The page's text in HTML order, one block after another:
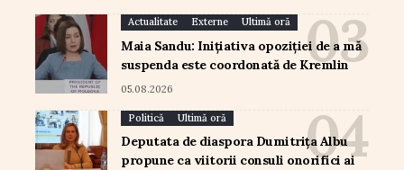
Actualitate Externe Ultimă oră
Maia Sandu: Inițiativa opoziției de a mă
suspenda este coordonată de Kremlin
05.08.2026
Politică Ultimă oră
Deputata de diaspora Dumitrița Albu
propune ca viitorii consuli onorifici ai